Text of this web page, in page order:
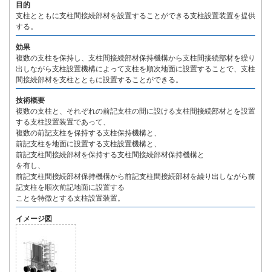
目的
支柱とともに支柱間接続部材を設置することができる支柱設置装置を提供
する。
効果
複数の支柱を保持し、支柱間接続部材保持機構から支柱間接続部材を繰り
出しながら支柱設置機構によって支柱を順次地面に設置することで、支柱
間接続部材を支柱とともに設置することができる。
技術概要
複数の支柱と、それぞれの前記支柱の間に設ける支柱間接続部材とを設置
する支柱設置装置であって、
複数の前記支柱を保持する支柱保持機構と、
前記支柱を地面に設置する支柱設置機構と、
前記支柱間接続部材を保持する支柱間接続部材保持機構と
を有し、
前記支柱間接続部材保持機構から前記支柱間接続部材を繰り出しながら前
記支柱を順次前記地面に設置する
ことを特徴とする支柱設置装置。
イメージ図